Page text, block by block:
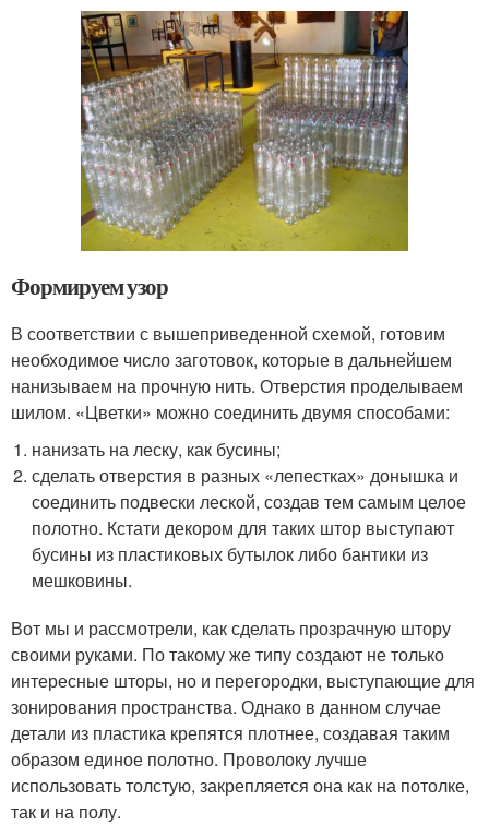
Формируем узор
В соответствии с вышеприведенной схемой, готовим
необходимое число заготовок, которые в дальнейшем
нанизываем на прочную нить. Отверстия проделываем
шилом. «Цветки» можно соединить двумя способами:
нанизать на леску, как бусины;
сделать отверстия в разных «лепестках» донышка и
соединить подвески леской, создав тем самым целое
полотно. Кстати декором для таких штор выступают
бусины из пластиковых бутылок либо бантики из
мешковины.
Вот мы и рассмотрели, как сделать прозрачную штору
своими руками. По такому же типу создают не только
интересные шторы, но и перегородки, выступающие для
зонирования пространства. Однако в данном случае
детали из пластика крепятся плотнее, создавая таким
образом единое полотно. Проволоку лучше
использовать толстую, закрепляется она как на потолке,
так и на полу.